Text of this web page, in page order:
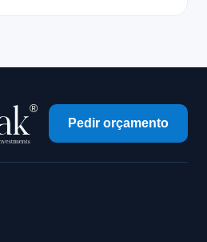
Pedir orçamento